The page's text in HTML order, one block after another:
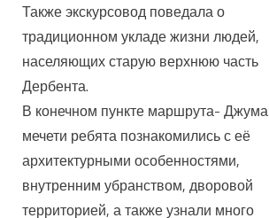
Также экскурсовод поведала о
традиционном укладе жизни людей,
населяющих старую верхнюю часть
Дербента.
В конечном пункте маршрута- Джума
мечети ребята познакомились с её
архитектурными особенностями,
внутренним убранством, дворовой
территорией, а также узнали много